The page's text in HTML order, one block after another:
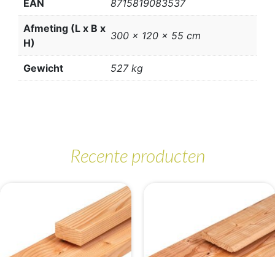
EAN 8715819083537
Afmeting (L x B x
H)
300 x 120 x 55 cm
Gewicht 527 kg
Recente producten